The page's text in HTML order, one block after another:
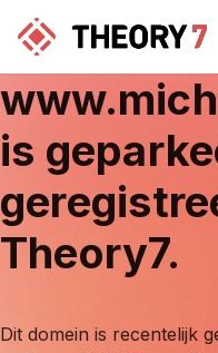
is
Theory7.
Dit domein is recentelijk